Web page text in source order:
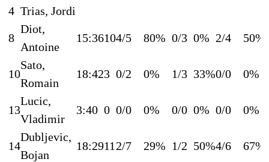
4 Trias, Jordi
8
Diot,
Antoine
15:36104/5 80% 0/3 0% 2/4 50%
10
Sato,
Romain
18:423 0/2 0% 1/3 33%0/0 0%
13
Lucic,
Vladimir
3:40 0 0/0 0% 0/0 0% 0/0 0%
14
Dubljevic,
Bojan
18:2911 2/7 29% 1/2 50%4/6 67%